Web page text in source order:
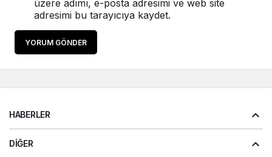
üzere adımı, e-posta adresimi ve web site
adresimi bu tarayıcıya kaydet.
YORUM GÖNDER
HABERLER
DIĞER